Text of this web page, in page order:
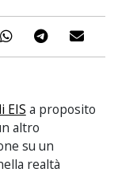
EIS a proposito
altro
su un
realtà